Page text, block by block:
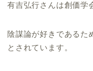
有吉弘行さんは創価学
陰謀論が好きであるた
とされています。